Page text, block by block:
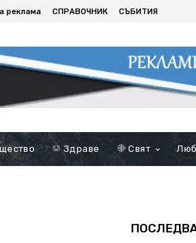
реклама СПРАВОЧНИК СЪБИТИЯ
Здраве Свят